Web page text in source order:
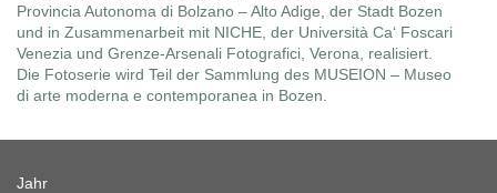
Provincia Autonoma di Bolzano – Alto Adige, der Stadt Bozen
und in Zusammenarbeit mit NICHE, der Università Ca‘ Foscari
Venezia und Grenze-Arsenali Fotografici, Verona, realisiert.
Die Fotoserie wird Teil der Sammlung des MUSEION – Museo
di arte moderna e contemporanea in Bozen.
Jahr